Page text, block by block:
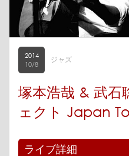
2014
10/8
ジャズ
塚本浩哉 & 武石
ェクト Japan
ライブ詳細